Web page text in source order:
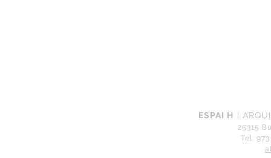
ESPAI H |
25315
Tel: